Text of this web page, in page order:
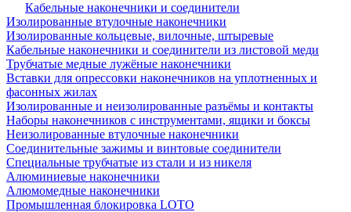
Кабельные наконечники и соединители
Изолированные втулочные наконечники
Изолированные кольцевые, вилочные, штыревые
Кабельные наконечники и соединители из листовой меди
Трубчатые медные лужёные наконечники
Вставки для опрессовки наконечников на уплотненных и
фасонных жилах
Изолированные и неизолированные разъёмы и контакты
Наборы наконечников с инструментами, ящики и боксы
Неизолированные втулочные наконечники
Соединительные зажимы и винтовые соединители
Специальные трубчатые из стали и из никеля
Алюминиевые наконечники
Алюмомедные наконечники
Промышленная блокировка LOTO